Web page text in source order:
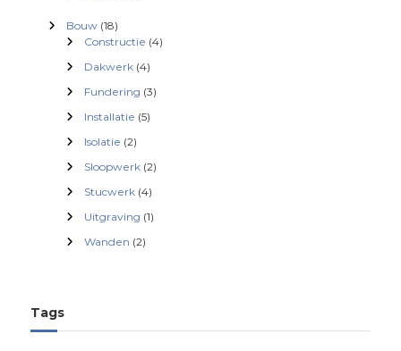
Bouw (18)
Constructie (4)
Dakwerk (4)
Fundering (3)
Installatie (5)
Isolatie (2)
Sloopwerk (2)
Stucwerk (4)
Uitgraving (1)
Wanden (2)
Tags